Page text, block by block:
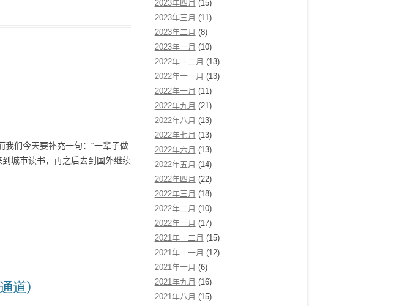
我们今天要补充一句：“一辈子做
城市读书，再之后去到国外继续
道）
2023年四月 (15)
2023年三月 (11)
2023年二月 (8)
2023年一月 (10)
2022年十二月 (13)
2022年十一月 (13)
2022年十月 (11)
2022年九月 (21)
2022年八月 (13)
2022年七月 (13)
2022年六月 (13)
2022年五月 (14)
2022年四月 (22)
2022年三月 (18)
2022年二月 (10)
2022年一月 (17)
2021年十二月 (15)
2021年十一月 (12)
2021年十月 (6)
2021年九月 (16)
2021年八月 (15)